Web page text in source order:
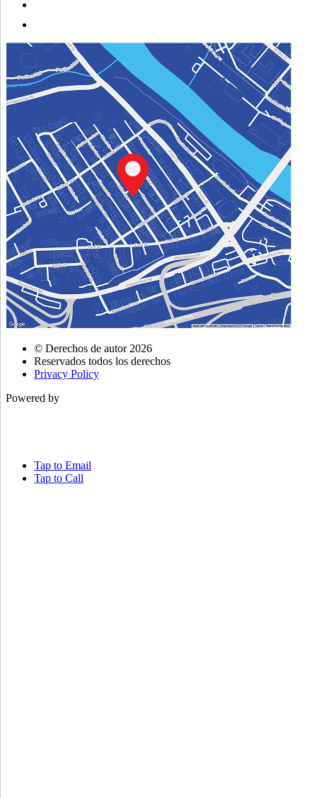
© Derechos de autor 2026
Reservados todos los derechos
Privacy Policy
Powered by
Tap to Email
Tap to Call